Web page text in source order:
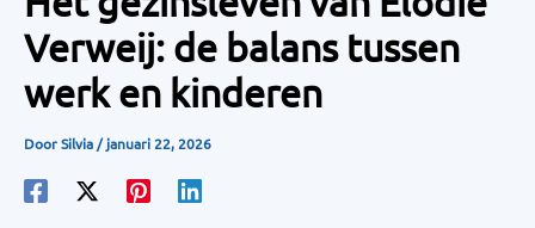
Verweij: de balans tussen
werk en kinderen
DoorSilvia/januari 22, 2026